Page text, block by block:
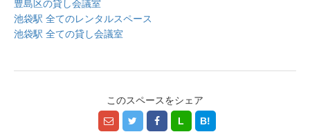
豊島区の貸し会議室
池袋駅 全てのレンタルスペース
池袋駅 全ての貸し会議室
このスペースをシェア
L B!